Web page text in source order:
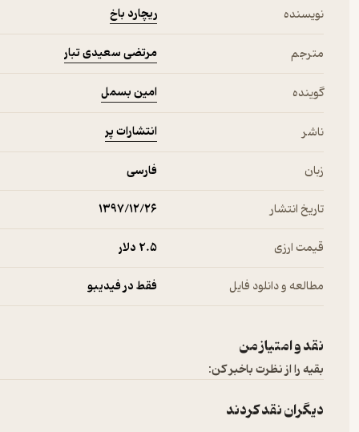
نویسنده ریچارد باخ
مترجم مرتضی سعیدی تبار
گوینده امین بسمل
ناشر انتشارات پر
زبان فارسی
تاریخ انتشار ۱۳۹۷/۱۲/۲۶
قیمت ارزی 2.۵ دلار
مطالعه و دانلود فایل فقط در فیدیبو
نقد و امتیاز من
بقیه را از نظرت باخبر کن:
دیگران نقد کردند